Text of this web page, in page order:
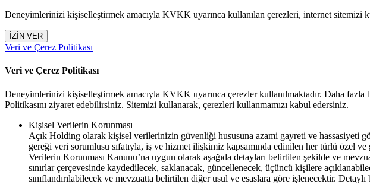
Deneyimlerinizi kişiselleştirmek amacıyla KVKK uyarınca kullanılan çerezleri, internet sitemizi
İZİN VER
Veri ve Çerez Politikası
Veri ve Çerez Politikası
Deneyimlerinizi kişiselleştirmek amacıyla KVKK uyarınca çerezler kullanılmaktadır. Daha
Politikasını ziyaret edebilirsiniz. Sitemizi kullanarak, çerezleri kullanmamızı kabul edersiniz.
Kişisel Verilerin Korunması
Açık Holding olarak kişisel verilerinizin güvenliği hususuna azami gayreti ve hassasiyeti
gereği veri sorumlusu sıfatıyla, iş ve hizmet ilişkimiz kapsamında edinilen her türlü özel
Verilerin Korunması Kanunu’na uygun olarak aşağıda detayları belirtilen şekilde ve
sınırlar çerçevesinde kaydedilecek, saklanacak, güncellenecek, üçüncü kişilere
sınıflandırılabilecek ve mevzuatta belirtilen diğer usul ve esaslara göre işlenecektir.